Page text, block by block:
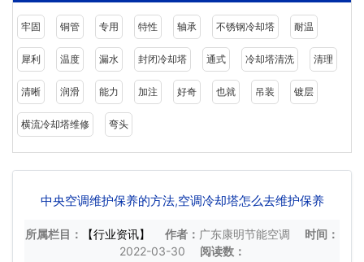
牢固 铜管 专用 特性 轴承 不锈钢冷却塔 耐温
犀利 温度 漏水 封闭冷却塔 通式 冷却塔清洗 清理
清晰 润滑 能力 加注 好奇 也就 吊装 镀层
横流冷却塔维修 弯头
中央空调维护保养的方法,空调冷却塔怎么去维护保养
所属栏目： 【行业资讯】 作者： 广东康明节能空调
时间：
2022-03-30
阅读数：